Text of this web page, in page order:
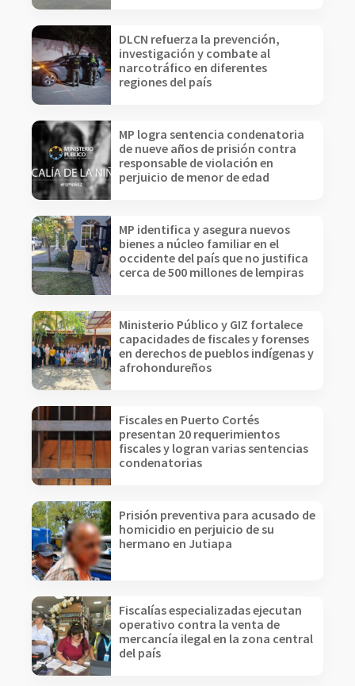
DLCN refuerza la prevención,
investigación y combate al
narcotráfico en diferentes
regiones del país
MP logra sentencia condenatoria
de nueve años de prisión contra
responsable de violación en
perjuicio de menor de edad
MP identifica y asegura nuevos
bienes a núcleo familiar en el
occidente del país que no justifica
cerca de 500 millones de lempiras
Ministerio Público y GIZ fortalece
capacidades de fiscales y forenses
en derechos de pueblos indígenas y
afrohondureños
Fiscales en Puerto Cortés
presentan 20 requerimientos
fiscales y logran varias sentencias
condenatorias
Prisión preventiva para acusado de
homicidio en perjuicio de su
hermano en Jutiapa
Fiscalías especializadas ejecutan
operativo contra la venta de
mercancía ilegal en la zona central
del país